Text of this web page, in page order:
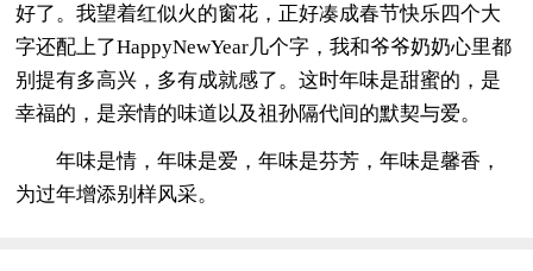
好了。我望着红似火的窗花，正好凑成春节快乐四个大
字还配上了HappyNewYear几个字，我和爷爷奶奶心里都
别提有多高兴，多有成就感了。这时年味是甜蜜的，是
幸福的，是亲情的味道以及祖孙隔代间的默契与爱。
年味是情，年味是爱，年味是芬芳，年味是馨香，
为过年增添别样风采。